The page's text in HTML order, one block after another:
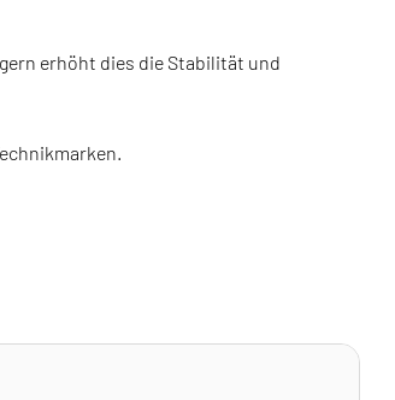
erhöht dies die Stabilität und